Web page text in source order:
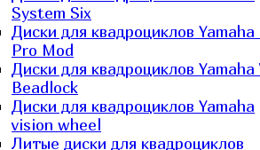
System Six
Диски для квадроциклов Yamaha
Pro Mod
Диски для квадроциклов Yamaha
Beadlock
Диски для квадроциклов Yamaha
vision wheel
Литые диски для квадроциклов